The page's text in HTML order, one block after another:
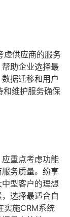
虑供应商的服务
助企业选择最
据迁移和用户
和维护服务确保
重点考虑功能
务质量。纷享
型客户的理想
选择最适合自
实施CRM系统